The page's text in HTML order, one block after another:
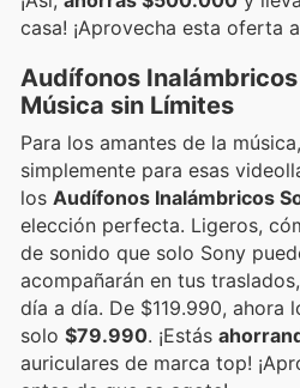
casa! ¡Aprovecha esta oferta
Audífonos
Música sin Límites
Para los amantes de la
simplemente para esas
los Audífonos Inalámbricos
elección perfecta. Ligeros,
de sonido que solo Sony
acompañarán en tus
día a día. De $119.990, ahora
solo $79.990. ¡Estás
auriculares de marca top!